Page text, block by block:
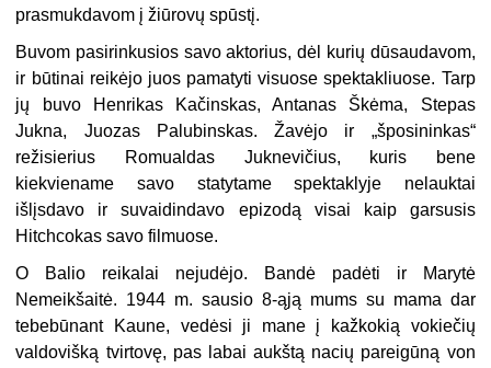
prasmukdavom į žiūrovų spūstį.
Buvom pasirinkusios savo aktorius, dėl kurių dūsaudavom,
ir būtinai reikėjo juos pamatyti visuose spektakliuose. Tarp
jų buvo Henrikas Kačinskas, Antanas Škėma, Stepas
Jukna, Juozas Palubinskas. Žavėjo ir „šposininkas“
režisierius Romualdas Juknevičius, kuris bene
kiekviename savo statytame spektaklyje nelauktai
išlįsdavo ir suvaidindavo epizodą visai kaip garsusis
Hitchcokas savo filmuose.
O Balio reikalai nejudėjo. Bandė padėti ir Marytė
Nemeikšaitė. 1944 m. sausio 8-ąją mums su mama dar
tebebūnant Kaune, vedėsi ji mane į kažkokią vokiečių
valdovišką tvirtovę, pas labai aukštą nacių pareigūną von